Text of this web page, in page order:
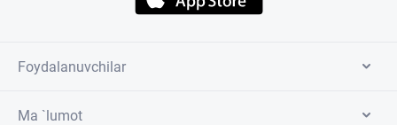
Foydalanuvchilar
Ma `lumot